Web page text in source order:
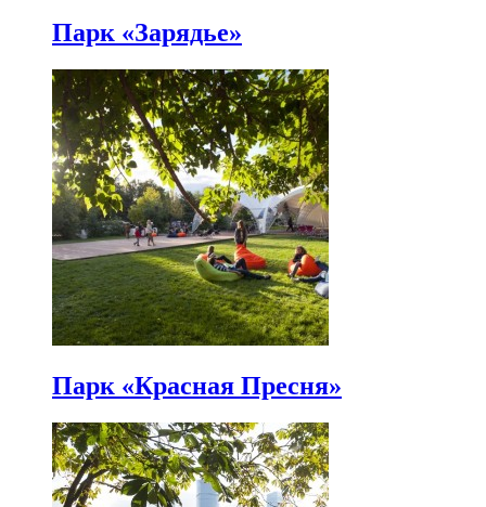
Парк «Зарядье»
Парк «Красная Пресня»